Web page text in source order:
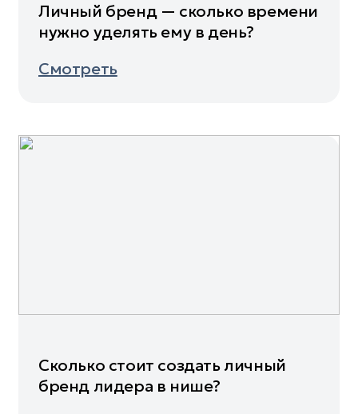
Личный бренд — сколько времени
нужно уделять ему в день?
Смотреть
Сколько стоит создать личный
бренд лидера в нише?